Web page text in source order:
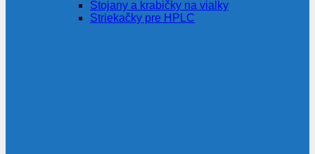
Stojany a krabičky na vialky
Striekačky pre HPLC